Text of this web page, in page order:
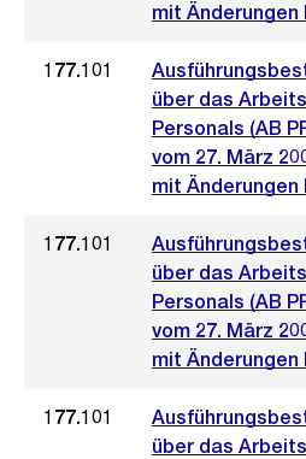
mit Änderungen
177.101
über das
Personals (AB
vom 27. März
mit Änderungen
177.101
über das
Personals (AB
vom 27. März
mit Änderungen
177.101
über das